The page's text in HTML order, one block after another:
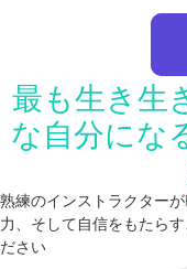
最も生き生
な自分にな
熟練のインストラクターが
力、そして自信をもたら
ださい